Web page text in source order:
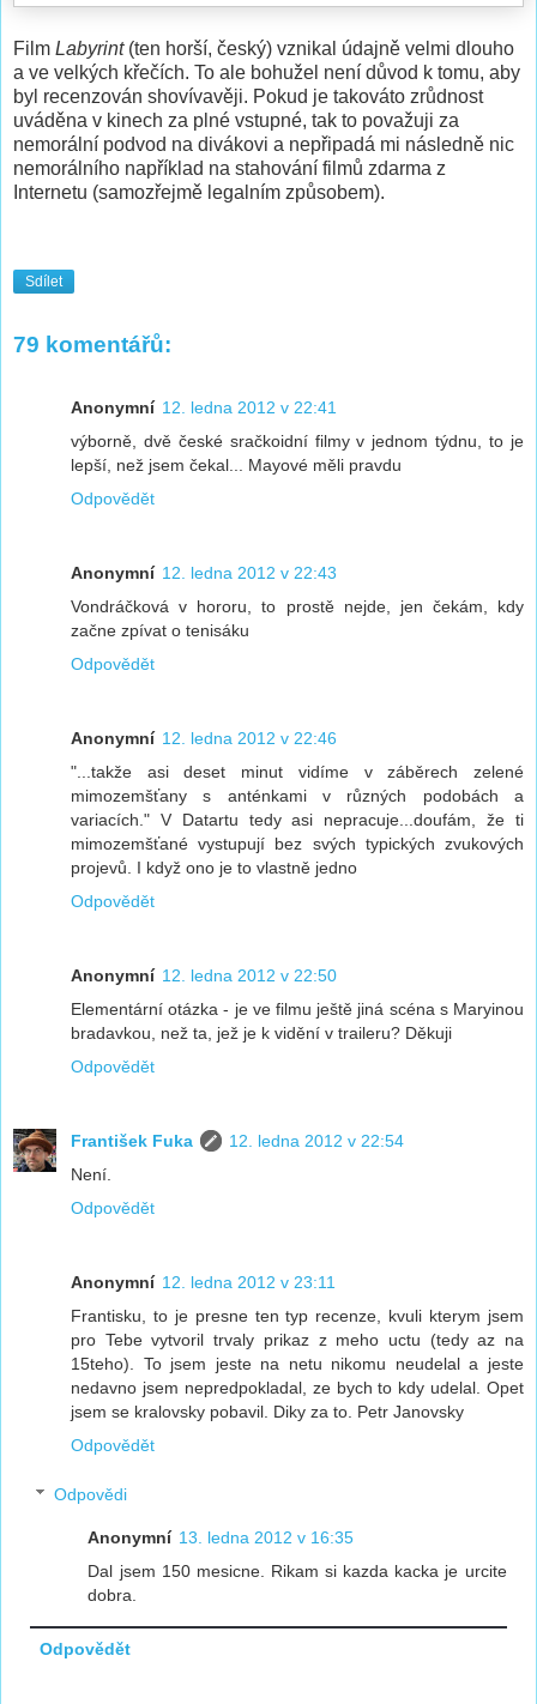
Film Labyrint(ten horší, český) vznikal údajně velmi dlouho
a ve velkých křečích. To ale bohužel není důvod k tomu, aby
byl recenzován shovívavěji. Pokud je takováto zrůdnost
uváděna v kinech za plné vstupné, tak to považuji za
nemorální podvod na divákovi a nepřipadá mi následně nic
nemorálního například na stahování filmů zdarma z
Internetu (samozřejmě legalním způsobem).
Sdílet
79 komentářů:
Anonymní 12. ledna 2012 v 22:41
výborně, dvě české sračkoidní filmy v jednom týdnu, to je
lepší, než jsem čekal... Mayové měli pravdu
Odpovědět
Anonymní 12. ledna 2012 v 22:43
Vondráčková v hororu, to prostě nejde, jen čekám, kdy
začne zpívat o tenisáku
Odpovědět
Anonymní 12. ledna 2012 v 22:46
"...takže asi deset minut vidíme v záběrech zelené
mimozemšťany s anténkami v různých podobách a
variacích." V Datartu tedy asi nepracuje...doufám, že ti
mimozemšťané vystupují bez svých typických zvukových
projevů. I když ono je to vlastně jedno
Odpovědět
Anonymní 12. ledna 2012 v 22:50
Elementární otázka - je ve filmu ještě jiná scéna s Maryinou
bradavkou, než ta, jež je k vidění v traileru? Děkuji
Odpovědět
František Fuka
12. ledna 2012 v 22:54
Není.
Odpovědět
Anonymní 12. ledna 2012 v 23:11
Frantisku, to je presne ten typ recenze, kvuli kterym jsem
pro Tebe vytvoril trvaly prikaz z meho uctu (tedy az na
15teho). To jsem jeste na netu nikomu neudelal a jeste
nedavno jsem nepredpokladal, ze bych to kdy udelal. Opet
jsem se kralovsky pobavil. Diky za to. Petr Janovsky
Odpovědět
Odpovědi
Anonymní 13. ledna 2012 v 16:35
Dal jsem 150 mesicne. Rikam si kazda kacka je urcite
dobra.
Odpovědět